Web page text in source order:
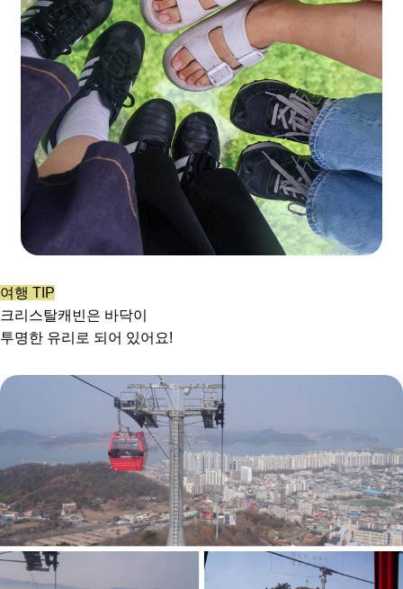
여행 TIP
크리스탈캐빈은 바닥이
투명한 유리로 되어 있어요!